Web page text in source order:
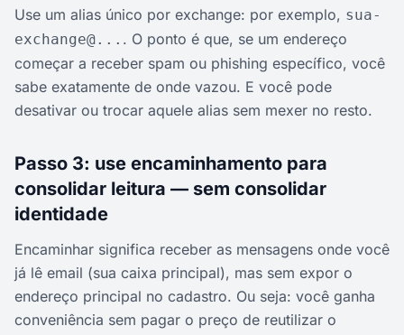
Use um alias único por exchange: por exemplo, sua-
exchange@... . O ponto é que, se um endereço
começar a receber spam ou phishing específico, você
sabe exatamente de onde vazou. E você pode
desativar ou trocar aquele alias sem mexer no resto.
Passo 3: use encaminhamento para
consolidar leitura — sem consolidar
identidade
Encaminhar significa receber as mensagens onde você
já lê email (sua caixa principal), mas sem expor o
endereço principal no cadastro. Ou seja: você ganha
conveniência sem pagar o preço de reutilizar o